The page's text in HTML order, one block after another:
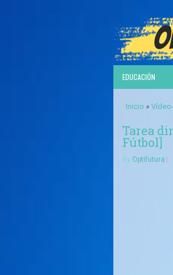
EDUCACIÓN
Inicio »
Tarea
Fútbol]
By Optifutura